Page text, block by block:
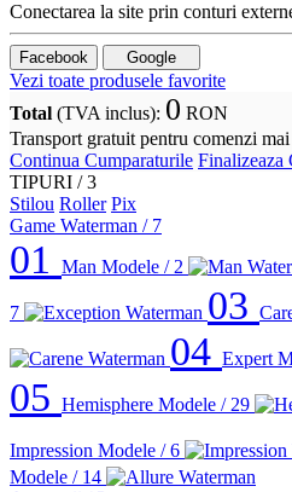
Conectarea la site prin conturi
Facebook Google
Vezi toate produsele favorite
Total (TVA inclus): 0 RON
Transport gratuit pentru comenzi
Continua Cumparaturile Finalizeaza
TIPURI /3
Stilou Roller Pix
Game Waterman / 7
01 Man Modele / 2
7 03
04 Expert
05 Hemisphere Modele / 29
Impression Modele / 6
Modele / 14